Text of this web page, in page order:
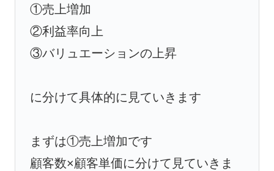
①売上増加
②利益率向上
③バリュエーションの上昇
に分けて具体的に見ていきます
まずは①売上増加です
顧客数×顧客単価に分けて見ていきま